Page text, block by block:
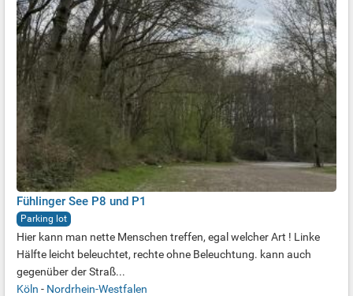
Fühlinger See P8 und P1
Parking lot
Hier kann man nette Menschen treffen, egal welcher Art ! Linke
Hälfte leicht beleuchtet, rechte ohne Beleuchtung. kann auch
gegenüber der Straß...
Köln - Nordrhein-Westfalen